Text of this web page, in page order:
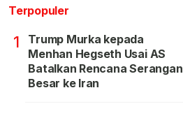
Terpopuler
1
Trump Murka kepada
Menhan Hegseth Usai AS
Batalkan Rencana Serangan
Besar ke Iran